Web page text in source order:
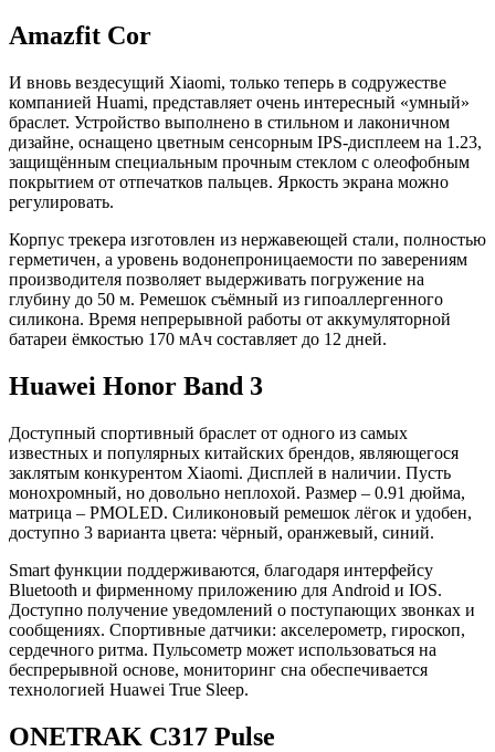
Amazfit Cor
И вновь вездесущий Xiaomi, только теперь в содружестве
компанией Huami, представляет очень интересный «умный»
браслет. Устройство выполнено в стильном и лаконичном
дизайне, оснащено цветным сенсорным IPS-дисплеем на 1.23,
защищённым специальным прочным стеклом с олеофобным
покрытием от отпечатков пальцев. Яркость экрана можно
регулировать.
Корпус трекера изготовлен из нержавеющей стали, полностью
герметичен, а уровень водонепроницаемости по заверениям
производителя позволяет выдерживать погружение на
глубину до 50 м. Ремешок съёмный из гипоаллергенного
силикона. Время непрерывной работы от аккумуляторной
батареи ёмкостью 170 мАч составляет до 12 дней.
Huawei Honor Band 3
Доступный спортивный браслет от одного из самых
известных и популярных китайских брендов, являющегося
заклятым конкурентом Xiaomi. Дисплей в наличии. Пусть
монохромный, но довольно неплохой. Размер – 0.91 дюйма,
матрица – PMOLED. Силиконовый ремешок лёгок и удобен,
доступно 3 варианта цвета: чёрный, оранжевый, синий.
Smart функции поддерживаются, благодаря интерфейсу
Bluetooth и фирменному приложению для Android и IOS.
Доступно получение уведомлений о поступающих звонках и
сообщениях. Спортивные датчики: акселерометр, гироскоп,
сердечного ритма. Пульсометр может использоваться на
беспрерывной основе, мониторинг сна обеспечивается
технологией Huawei True Sleep.
ONETRAK C317 Pulse